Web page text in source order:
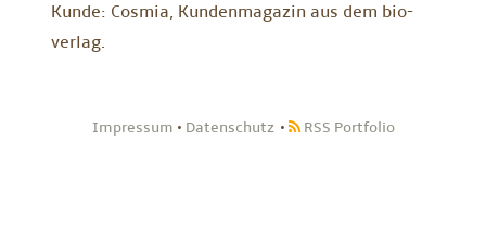
Kunde: Cosmia, Kundenmagazin aus dem bio-
verlag.
Impressum • Datenschutz RSS Portfolio